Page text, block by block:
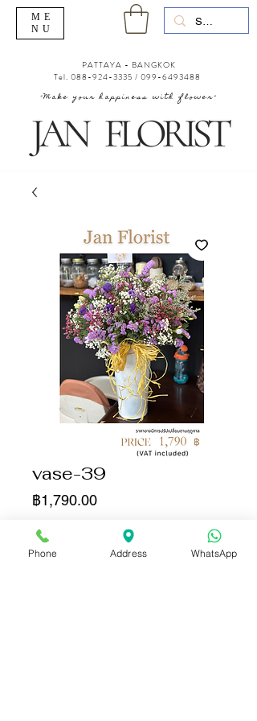
"Make your happiness with flower"
PATTAYA - BANGKOK
Tel. 088-924-3335 / 099-6493488
ME
NU
vase-39
฿1,790.00ราคา
จำนวน
Phone Address WhatsApp